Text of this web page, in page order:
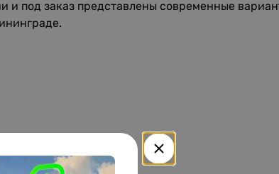
и под заказ представлены современные